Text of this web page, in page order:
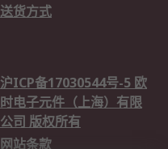
送货方式
沪ICP备17030544号-5 欧
时电子元件（上海）有限
公司 版权所有
网站条款